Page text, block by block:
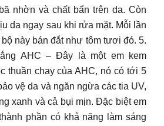
nhờn và chất bẩn trên da. Còn
da ngay sau khi rửa mặt. Mỗi lần
này bán đắt như tôm tươi đó. 5.
AHC – Đây là một em kem
thuần chay của AHC, nó có tới 5
vệ da và ngăn ngừa các tia UV,
xanh và cả bụi mịn. Đặc biệt em
phần có khả năng làm sáng